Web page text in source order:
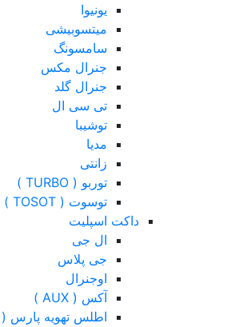
یونیوا
میتسوبیشی
سامسونگ
جنرال مکس
جنرال گلد
تی سی ال
توشیبا
مدیا
زانتی
توربو ( TURBO )
توسوت ( TOSOT )
داکت اسپلیت
ال جی
جی پلاس
اوجنرال
آکس ( AUX )
اطلس تهویه پارس ( ATP )